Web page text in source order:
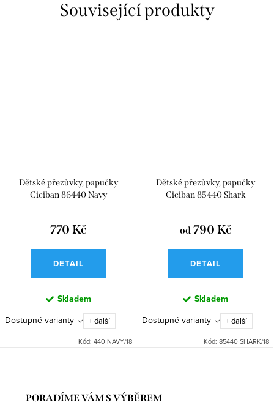
Související produkty
Dětské přezůvky, papučky
Ciciban 86440 Navy
770 Kč
DETAIL
Skladem
Dostupné varianty + další
Kód: 440 NAVY/18
Dětské přezůvky, papučky
Ciciban 85440 Shark
od790 Kč
DETAIL
Skladem
Dostupné varianty + další
Kód: 85440 SHARK/18
PORADÍME VÁM S VÝBĚREM